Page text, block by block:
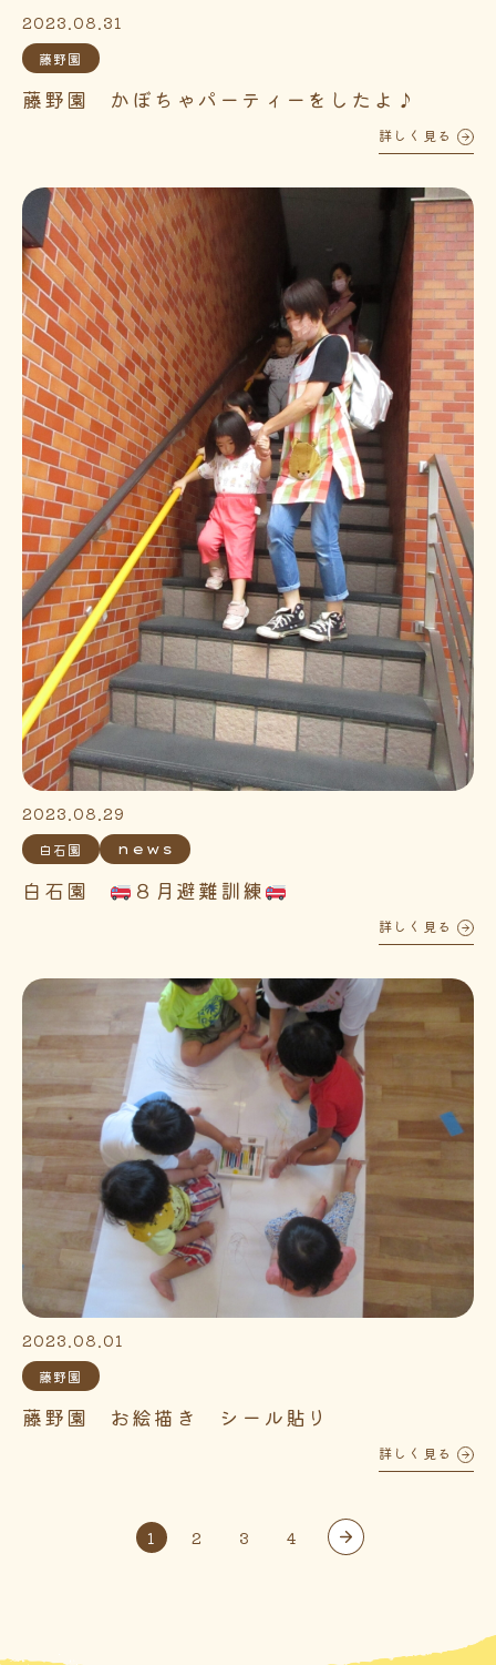
2023.08.31
藤野園
藤野園 かぼちゃパーティーをしたよ♪
詳しく見る
2023.08.29
白石園 news
白石園 ８月避難訓練
詳しく見る
2023.08.01
藤野園
藤野園 お絵描き シール貼り
詳しく見る
1 2 3 4